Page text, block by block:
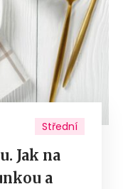
Střední
Jak na
a